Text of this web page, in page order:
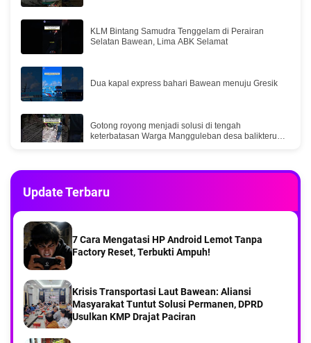
KLM Bintang Samudra Tenggelam di Perairan
Selatan Bawean, Lima ABK Selamat
Dua kapal express bahari Bawean menuju Gresik
Gotong royong menjadi solusi di tengah
keterbatasan Warga Mangguleban desa balikterus
Part 2Menyusuri Desa Kebontelukdalam Pulau
Part 7 Menyusuri Desa Balikterus Pulau Bawean
Update Terbaru
7 Cara Mengatasi HP Android Lemot Tanpa
Factory Reset, Terbukti Ampuh!
Krisis Transportasi Laut Bawean: Aliansi
‎Masyarakat Tuntut Solusi Permanen, DPRD
‎Usulkan KMP Drajat Paciran